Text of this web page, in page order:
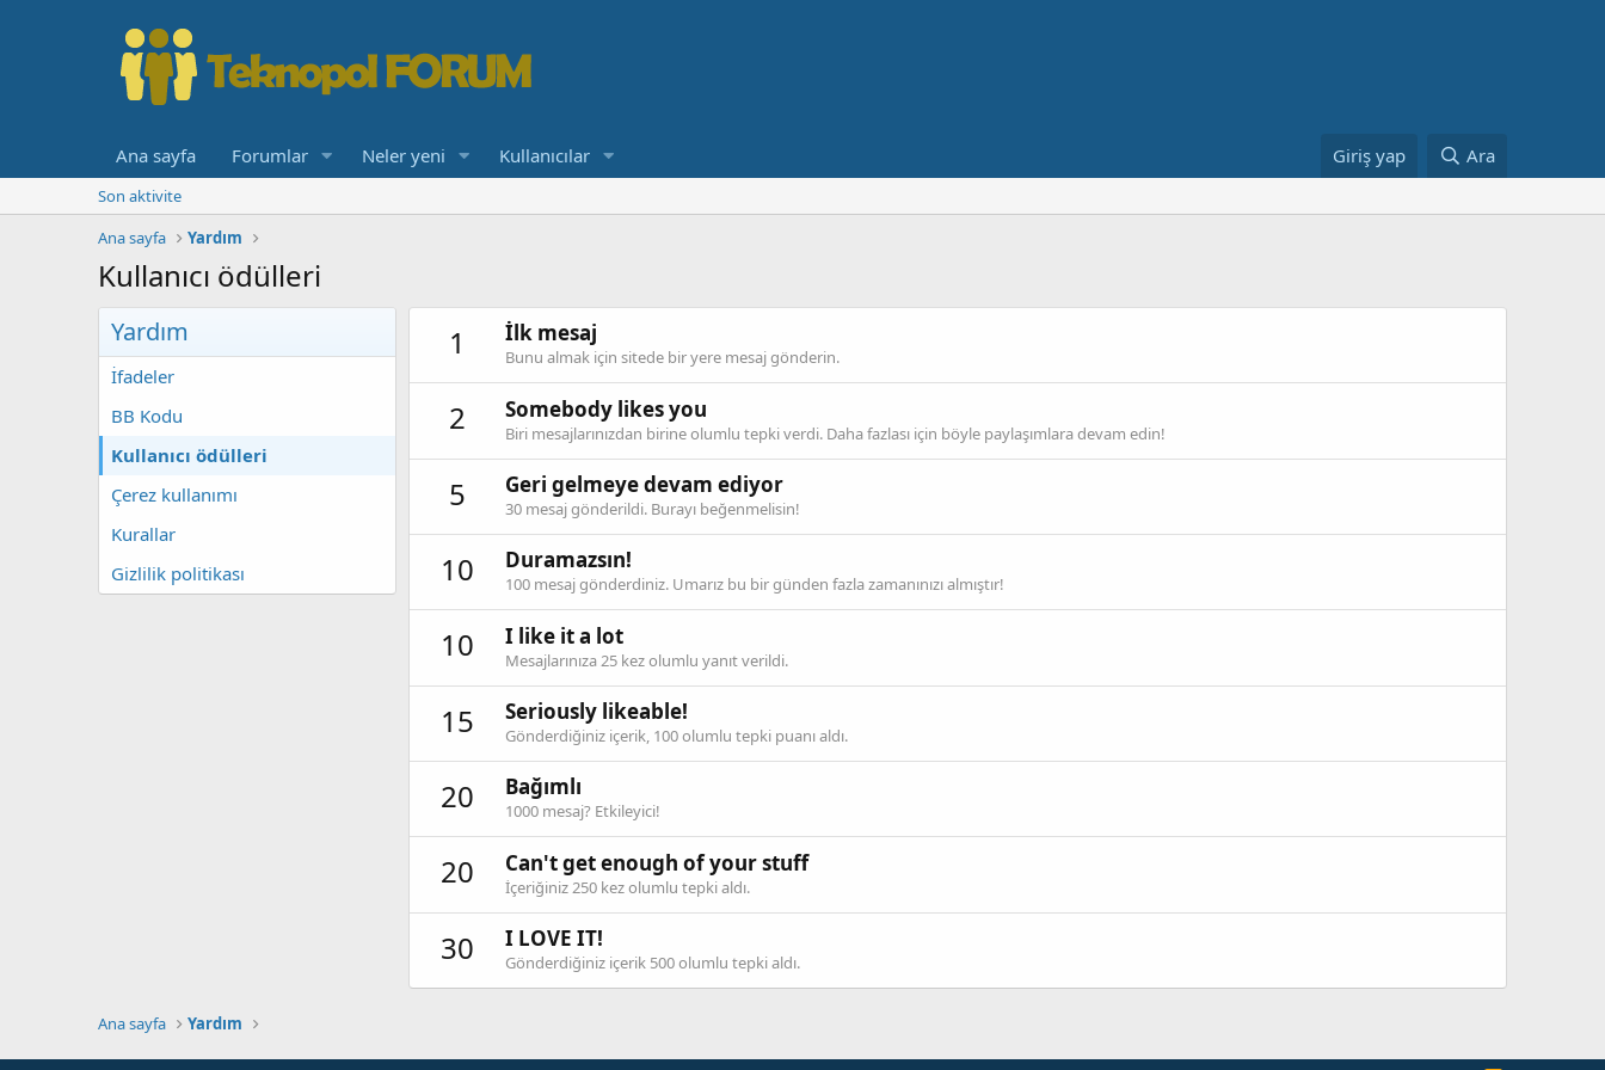
Ana sayfa Forumlar Neler yeni Kullanıcılar Giriş yap Ara
Son aktivite
Ana sayfa
Yardım
Kullanıcı ödülleri
Yardım
İfadeler
BB Kodu
Kullanıcı ödülleri
Çerez kullanımı
Kurallar
Gizlilik politikası
1 İlk mesaj
Bunu almak için sitede bir yere mesaj gönderin.
2 Somebody likes you
Biri mesajlarınızdan birine olumlu tepki verdi. Daha fazlası için böyle paylaşımlara devam edin!
5 Geri gelmeye devam ediyor
30 mesaj gönderildi. Burayı beğenmelisin!
10 Duramazsın!
100 mesaj gönderdiniz. Umarız bu bir günden fazla zamanınızı almıştır!
10 I like it a lot
Mesajlarınıza 25 kez olumlu yanıt verildi.
15 Seriously likeable!
Gönderdiğiniz içerik, 100 olumlu tepki puanı aldı.
20 Bağımlı
1000 mesaj? Etkileyici!
20 Can't get enough of your stuff
İçeriğiniz 250 kez olumlu tepki aldı.
30 I LOVE IT!
Gönderdiğiniz içerik 500 olumlu tepki aldı.
Ana sayfa Yardım